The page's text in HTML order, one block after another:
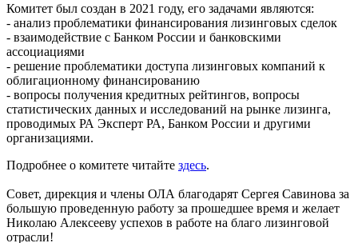
Комитет был создан в 2021 году, его задачами являются:
- анализ проблематики финансирования лизинговых сделок
- взаимодействие с Банком России и банковскими
ассоциациями
- решение проблематики доступа лизинговых компаний к
облигационному финансированию
- вопросы получения кредитных рейтингов, вопросы
статистических данных и исследований на рынке лизинга,
проводимых РА Эксперт РА, Банком России и другими
организациями.
Подробнее о комитете читайте здесь.
Совет, дирекция и члены ОЛА благодарят Сергея Савинова за
большую проведенную работу за прошедшее время и желает
Николаю Алексееву успехов в работе на благо лизинговой
отрасли!